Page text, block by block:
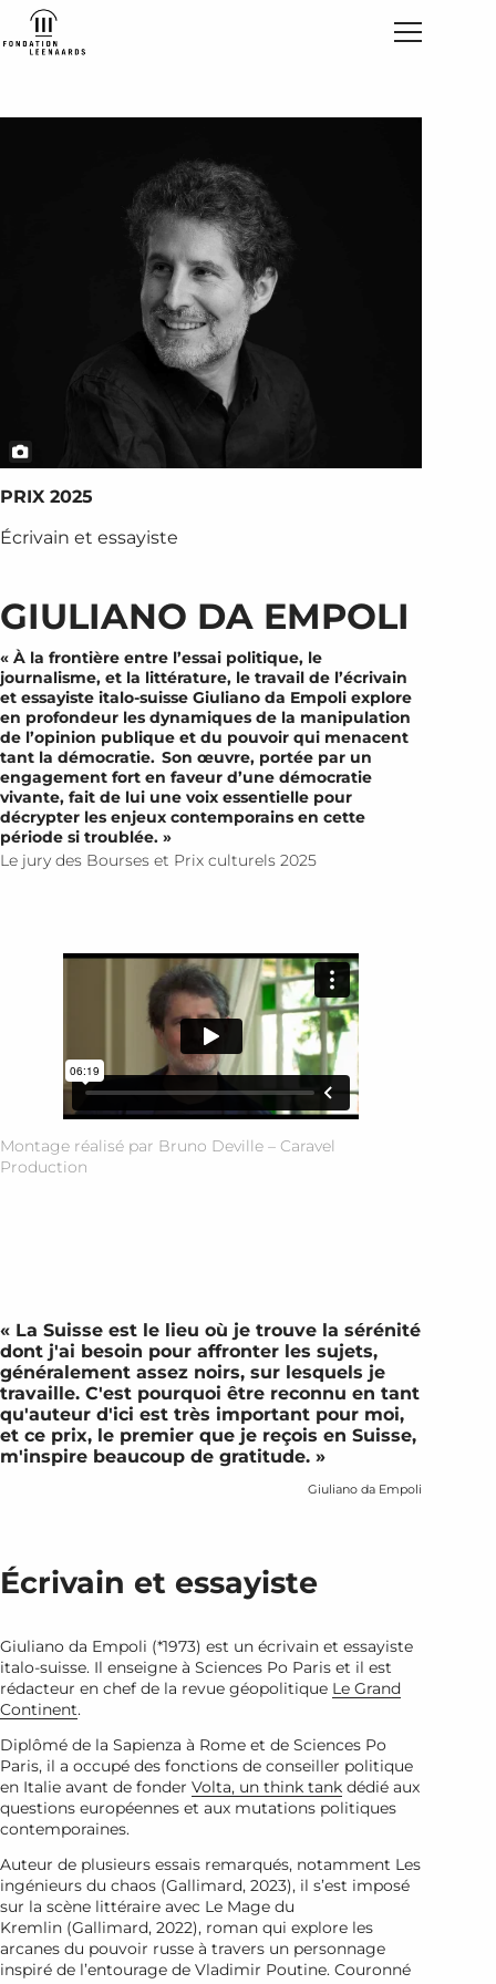
PRIX 2025
Écrivain et essayiste
GIULIANO DA EMPOLI
« À la frontière entre l’essai politique, le
journalisme, et la littérature, le travail de l’écrivain
et essayiste italo-suisse Giuliano da Empoli explore
en profondeur les dynamiques de la manipulation
de l’opinion publique et du pouvoir qui menacent
tant la démocratie. Son œuvre, portée par un
engagement fort en faveur d’une démocratie
vivante, fait de lui une voix essentielle pour
décrypter les enjeux contemporains en cette
période si troublée. »
Le jury des Bourses et Prix culturels 2025
Montage réalisé par Bruno Deville – Caravel
Production
« La Suisse est le lieu où je trouve la sérénité
dont j'ai besoin pour affronter les sujets,
généralement assez noirs, sur lesquels je
travaille. C'est pourquoi être reconnu en tant
qu'auteur d'ici est très important pour moi,
et ce prix, le premier que je reçois en Suisse,
m'inspire beaucoup de gratitude. »
Giuliano da Empoli
Écrivain et essayiste
Giuliano da Empoli (*1973) est un écrivain et essayiste
italo-suisse. Il enseigne à Sciences Po Paris et il est
rédacteur en chef de la revue géopolitique Le Grand
Continent.
Diplômé de la Sapienza à Rome et de Sciences Po
Paris, il a occupé des fonctions de conseiller politique
en Italie avant de fonder Volta, un think tank dédié aux
questions européennes et aux mutations politiques
contemporaines.
Auteur de plusieurs essais remarqués, notamment Les
ingénieurs du chaos (Gallimard, 2023), il s’est imposé
sur la scène littéraire avec Le Mage du
Kremlin (Gallimard, 2022), roman qui explore les
arcanes du pouvoir russe à travers un personnage
inspiré de l’entourage de Vladimir Poutine. Couronné